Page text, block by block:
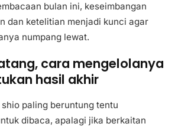
bulan ini, keseimbangan
dan ketelitian menjadi kunci agar
numpang lewat.
cara mengelolanya
hasil akhir
paling beruntung tentu
dibaca, apalagi jika berkaitan